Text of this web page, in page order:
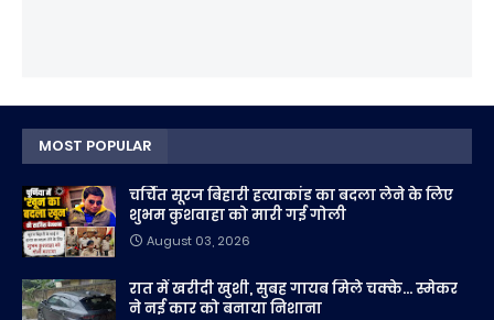
MOST POPULAR
चर्चित सूरज बिहारी हत्याकांड का बदला लेने के लिए
शुभम कुशवाहा को मारी गई गोली
August 03, 2026
रात में खरीदी खुशी, सुबह गायब मिले चक्के... स्मेकर
ने नई कार को बनाया निशाना